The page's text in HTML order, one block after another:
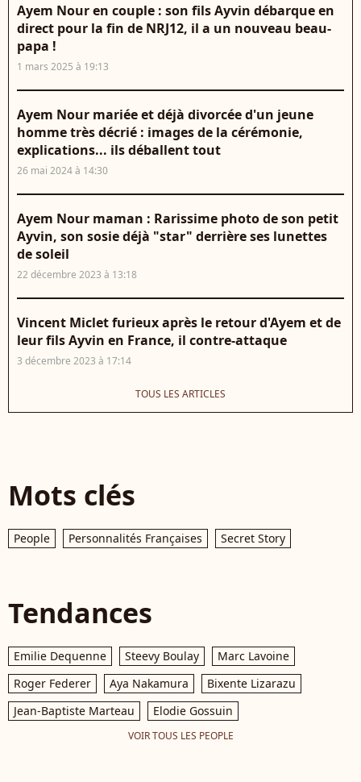
Ayem Nour en couple : son fils Ayvin débarque en
direct pour la fin de NRJ12, il a un nouveau beau-
papa !
1 mars 2025 à 19:13
Ayem Nour mariée et déjà divorcée d'un jeune
homme très décrié : images de la cérémonie,
explications... ils déballent tout
26 mai 2024 à 14:30
Ayem Nour maman : Rarissime photo de son petit
Ayvin, son sosie déjà "star" derrière ses lunettes
de soleil
22 décembre 2023 à 13:18
Vincent Miclet furieux après le retour d'Ayem et de
leur fils Ayvin en France, il contre-attaque
3 décembre 2023 à 17:14
TOUS LES ARTICLES
Mots clés
People Personnalités Françaises Secret Story
Tendances
Emilie Dequenne Steevy Boulay
Marc Lavoine
Roger Federer
Aya Nakamura
Bixente Lizarazu
Jean-Baptiste Marteau
Elodie Gossuin
VOIR TOUS LES PEOPLE